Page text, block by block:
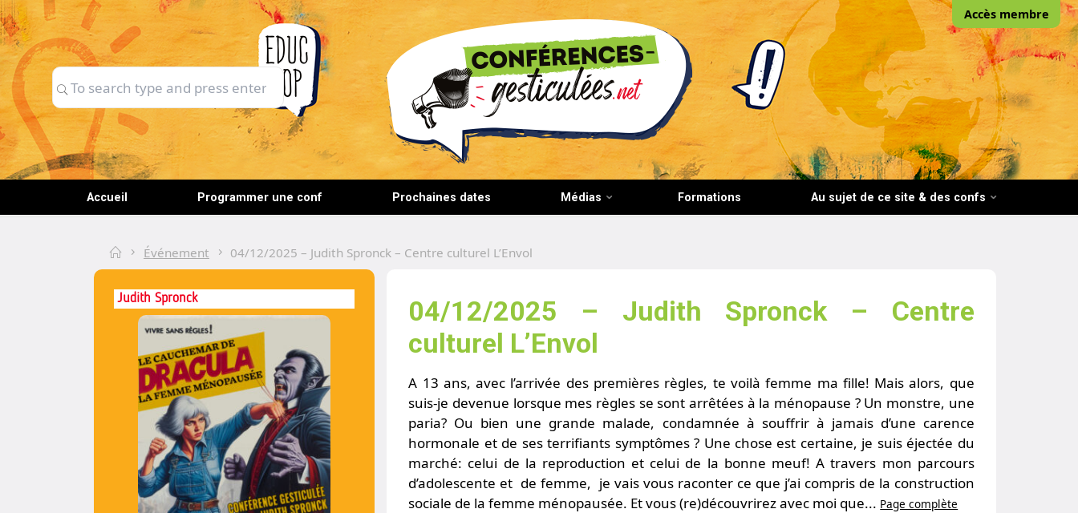
Skip
to
content
CONFERENCES-GESTICULEES.NET
Search
for:
Search
Accès membre
Accueil Programmer une conf Prochaines dates Médias Formations Au sujet de ce site & des confs
HomeÉvénement 04/12/2025 – Judith Spronck – Centre culturel L’Envol
Judith Spronck
04/12/2025 – Judith Spronck – Centre
culturel L’Envol
A 13 ans, avec l’arrivée des premières règles, te voilà femme ma fille! Mais alors, que
suis-je devenue lorsque mes règles se sont arrêtées à la ménopause ? Un monstre, une
paria? Ou bien une grande malade, condamnée à souffrir à jamais d’une carence
hormonale et de ses terrifiants symptômes ? Une chose est certaine, je suis éjectée du
marché: celui de la reproduction et celui de la bonne meuf! A travers mon parcours
d’adolescente et de femme, je vais vous raconter ce que j’ai compris de la construction
sociale de la femme ménopausée. Et vous (re)découvrirez avec moi que... Page complète